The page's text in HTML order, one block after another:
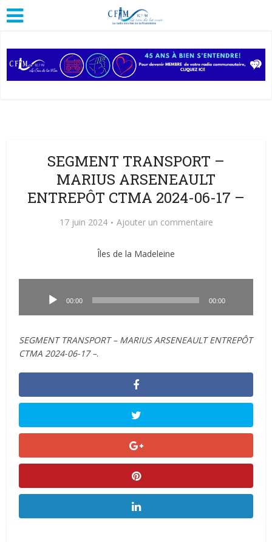
SEGMENT TRANSPORT –
MARIUS ARSENEAULT
ENTREPÔT CTMA 2024-06-17 –
17 juin 2024 Ajouter un commentaire
Îles de la Madeleine
00:00 00:00
SEGMENT TRANSPORT – MARIUS ARSENEAULT ENTREPÔT
CTMA 2024-06-17 –.